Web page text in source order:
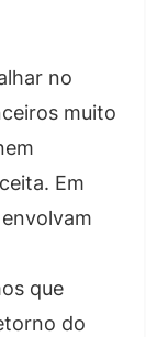
no
muito
Em
que
do